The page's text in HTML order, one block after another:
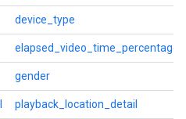
device_type
elapsed_video_time_percentage
gender
playback_location_detail